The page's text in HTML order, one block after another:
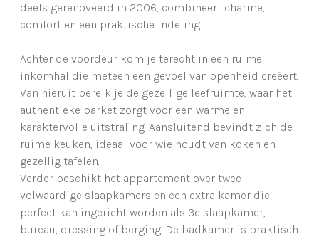
deels gerenoveerd in 2006, combineert charme,
comfort en een praktische indeling.
Achter de voordeur kom je terecht in een ruime
inkomhal die meteen een gevoel van openheid creëert.
Van hieruit bereik je de gezellige leefruimte, waar het
authentieke parket zorgt voor een warme en
karaktervolle uitstraling. Aansluitend bevindt zich de
ruime keuken, ideaal voor wie houdt van koken en
gezellig tafelen.
Verder beschikt het appartement over twee
volwaardige slaapkamers en een extra kamer die
perfect kan ingericht worden als 3e slaapkamer,
bureau, dressing of berging. De badkamer is praktisch